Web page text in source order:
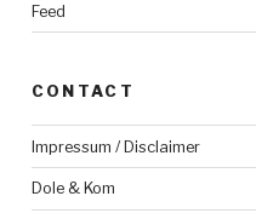
Feed
CONTACT
Impressum / Disclaimer
Dole & Kom